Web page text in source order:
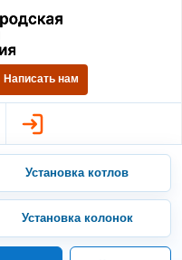
Газовая
Написать нам
Установка котлов
Установка колонок